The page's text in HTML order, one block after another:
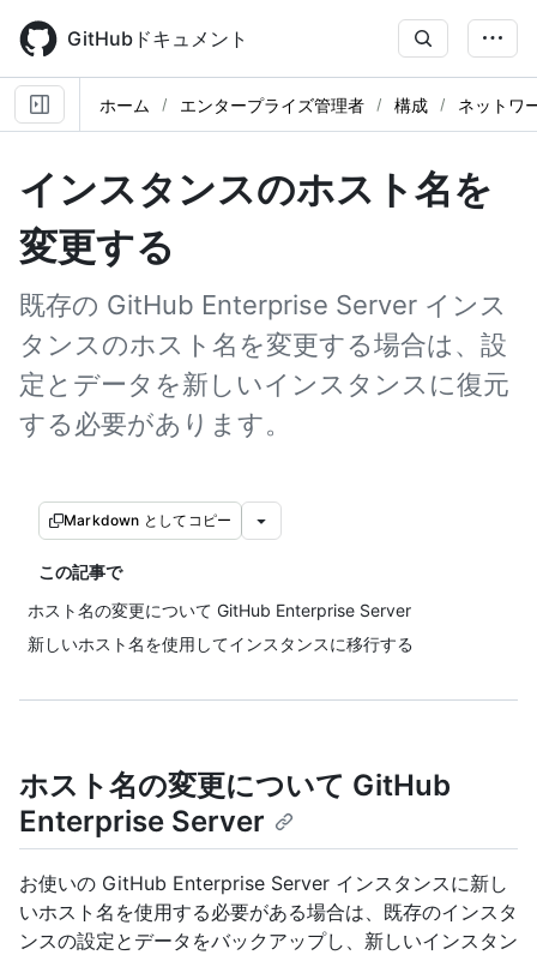
main
content
GitHubドキュメント
ホーム エンタープライズ管理者 構成 ネットワ
インスタンスのホスト名を
変更する
既存の GitHub Enterprise Server インス
タンスのホスト名を変更する場合は、設
定とデータを新しいインスタンスに復元
する必要があります。
Markdown としてコピー
この記事で
ホスト名の変更について GitHub Enterprise Server
新しいホスト名を使用してインスタンスに移行する
ホスト名の変更について GitHub
Enterprise Server
お使いの GitHub Enterprise Server インスタンスに新し
いホスト名を使用する必要がある場合は、既存のインスタ
ンスの設定とデータをバックアップし、新しいインスタン